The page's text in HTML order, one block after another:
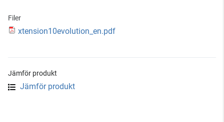
Filer
xtension10evolution_en.pdf
Jämför produkt
Jämför produkt